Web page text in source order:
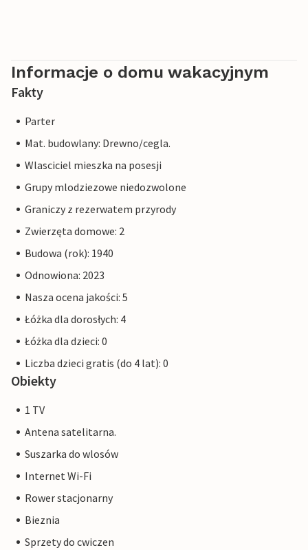
Informacje o domu wakacyjnym
Fakty
Parter
Mat. budowlany: Drewno/cegla.
Wlasciciel mieszka na posesji
Grupy mlodziezowe niedozwolone
Graniczy z rezerwatem przyrody
Zwierzęta domowe: 2
Budowa (rok): 1940
Odnowiona: 2023
Nasza ocena jakości: 5
Łóżka dla dorosłych: 4
Łóżka dla dzieci: 0
Liczba dzieci gratis (do 4 lat): 0
Obiekty
1 TV
Antena satelitarna.
Suszarka do wlosów
Internet Wi-Fi
Rower stacjonarny
Bieznia
Sprzety do cwiczen